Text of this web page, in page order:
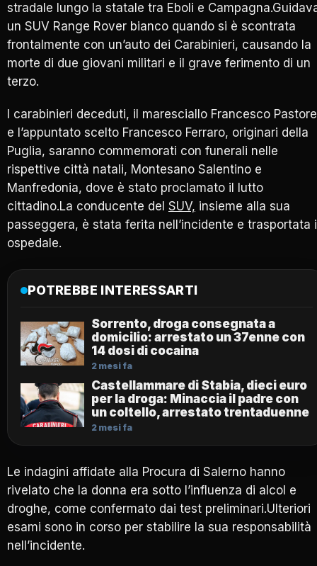
stradale lungo la statale tra Eboli e
un SUV Range Rover bianco quando si è scontrata
frontalmente con un’auto dei Carabinieri, causando la
morte di due giovani militari e il grave ferimento di un
terzo.
I carabinieri deceduti, il maresciallo Francesco Pastore
e l’appuntato scelto Francesco Ferraro, originari della
Puglia, saranno commemorati con funerali nelle
rispettive città natali, Montesano Salentino e
Manfredonia, dove è stato proclamato il lutto
cittadino.La conducente del SUV, insieme alla sua
passeggera, è stata ferita nell’incidente e trasportata
ospedale.
POTREBBE INTERESSARTI
Sorrento, droga consegnata a
domicilio: arrestato un 37enne con
14 dosi di cocaina
2 mesi fa
Castellammare di Stabia, dieci euro
per la droga: Minaccia il padre con
un coltello, arrestato trentaduenne
2 mesi fa
Le indagini affidate alla Procura di Salerno hanno
rivelato che la donna era sotto l’influenza di alcol e
droghe, come confermato dai test preliminari.Ulteriori
esami sono in corso per stabilire la sua responsabilità
nell’incidente.